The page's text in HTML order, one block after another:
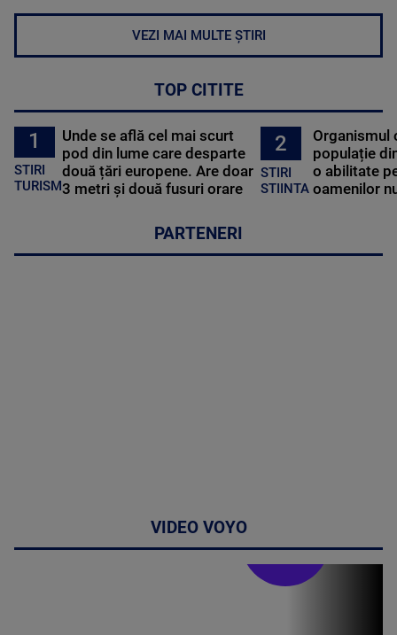
VEZI MAI MULTE ȘTIRI
TOP CITITE
1
STIRI
TURISM
Unde se află cel mai scurt
pod din lume care desparte
două țări europene. Are doar
3 metri și două fusuri orare
2
STIRI
STIINTA
Organismul
populație
o abilitate
oamenilor
PARTENERI
VIDEO VOYO